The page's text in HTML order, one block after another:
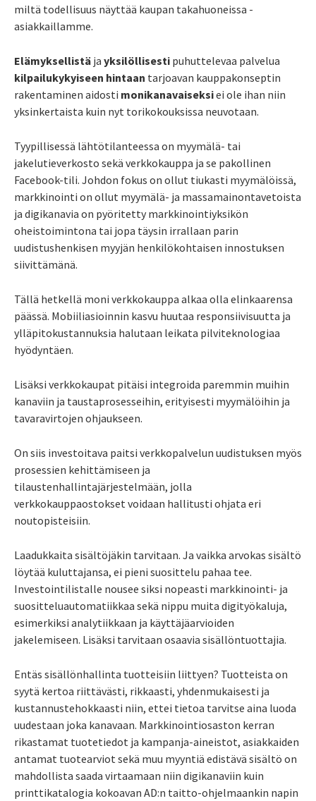
miltä todellisuus näyttää kaupan takahuoneissa -
asiakkaillamme.
Elämyksellistä ja yksilöllisesti puhuttelevaa palvelua
kilpailukykyiseen hintaan tarjoavan kauppakonseptin
rakentaminen aidosti monikanavaiseksiei ole ihan niin
yksinkertaista kuin nyt torikokouksissa neuvotaan.
Tyypillisessä lähtötilanteessa on myymälä- tai
jakelutieverkosto sekä verkkokauppa ja se pakollinen
Facebook-tili. Johdon fokus on ollut tiukasti myymälöissä,
markkinointi on ollut myymälä- ja massamainontavetoista
ja digikanavia on pyöritetty markkinointiyksikön
oheistoimintona tai jopa täysin irrallaan parin
uudistushenkisen myyjän henkilökohtaisen innostuksen
siivittämänä.
Tällä hetkellä moni verkkokauppa alkaa olla elinkaarensa
päässä. Mobiiliasioinnin kasvu huutaa responsiivisuutta ja
ylläpitokustannuksia halutaan leikata pilviteknologiaa
hyödyntäen.
Lisäksi verkkokaupat pitäisi integroida paremmin muihin
kanaviin ja taustaprosesseihin, erityisesti myymälöihin ja
tavaravirtojen ohjaukseen.
On siis investoitava paitsi verkkopalvelun uudistuksen myös
prosessien kehittämiseen ja
tilaustenhallintajärjestelmään, jolla
verkkokauppaostokset voidaan hallitusti ohjata eri
noutopisteisiin.
Laadukkaita sisältöjäkin tarvitaan. Ja vaikka arvokas sisältö
löytää kuluttajansa, ei pieni suosittelu pahaa tee.
Investointilistalle nousee siksi nopeasti markkinointi- ja
suositteluautomatiikkaa sekä nippu muita digityökaluja,
esimerkiksi analytiikkaan ja käyttäjäarvioiden
jakelemiseen. Lisäksi tarvitaan osaavia sisällöntuottajia.
Entäs sisällönhallinta tuotteisiin liittyen? Tuotteista on
syytä kertoa riittävästi, rikkaasti, yhdenmukaisesti ja
kustannustehokkaasti niin, ettei tietoa tarvitse aina luoda
uudestaan joka kanavaan. Markkinointiosaston kerran
rikastamat tuotetiedot ja kampanja-aineistot, asiakkaiden
antamat tuotearviot sekä muu myyntiä edistävä sisältö on
mahdollista saada virtaamaan niin digikanaviin kuin
printtikatalogia kokoavan AD:n taitto-ohjelmaankin napin